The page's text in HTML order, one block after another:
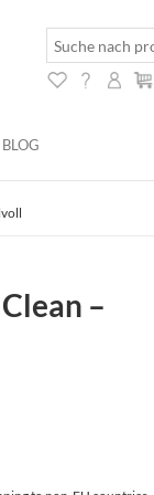
BLOG
–